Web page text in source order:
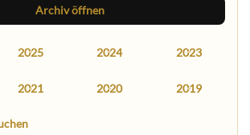
Archiv öffnen
2025 2024 2023
2021 2020 2019